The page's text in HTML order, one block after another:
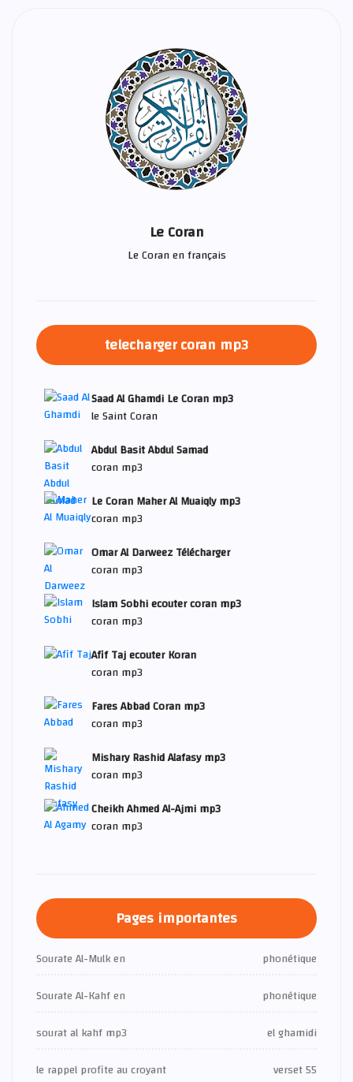
Le Coran
Le Coran en français
telecharger coran mp3
Saad Al Ghamdi Le Coran mp3
le Saint Coran
Abdul Basit Abdul Samad
coran mp3
Le Coran Maher Al Muaiqly mp3
coran mp3
Omar Al Darweez Télécharger
coran mp3
Islam Sobhi ecouter coran mp3
coran mp3
Afif Taj ecouter Koran
coran mp3
Fares Abbad Coran mp3
coran mp3
Mishary Rashid Alafasy mp3
coran mp3
Cheikh Ahmed Al-Ajmi mp3
coran mp3
Pages importantes
Sourate Al-Mulk en
phonétique
Sourate Al-Kahf en
phonétique
sourat al kahf mp3
el ghamidi
le rappel profite au croyant
verset 55